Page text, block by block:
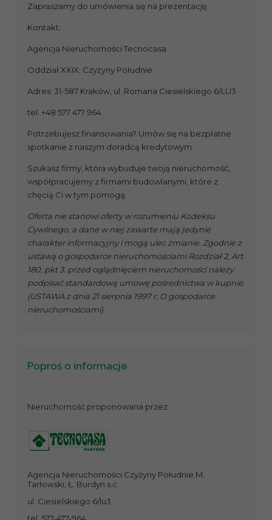
Zapraszamy do umówienia się na prezentację.
Kontakt:
Agencja Nieruchomości Tecnocasa
Oddział XXIX: Czyżyny Południe
Adres: 31-587 Kraków, ul. Romana Ciesielskiego 6/LU3
tel: +48 577 477 964
Potrzebujesz finansowania? Umów się na bezpłatne
spotkanie z naszym doradcą kredytowym.
Szukasz firmy, która wybuduje twoją nieruchomość,
współpracujemy z firmami budowlanymi, które z
chęcią Ci w tym pomogą.
Oferta nie stanowi oferty w rozumieniu Kodeksu
Cywilnego, a dane w niej zawarte mają jedynie
charakter informacyjny i mogą ulec zmianie. Zgodnie z
ustawą o gospodarce nieruchomościami Rozdział 2, Art.
180, pkt 3. przed oglądnięciem nieruchomości należy
podpisać standardową umowę pośrednictwa w kupnie.
(USTAWA z dnia 21 sierpnia 1997 r. O gospodarce
nieruchomościami).
Poproś o informacje
Nieruchomość proponowana przez
Agencja Nieruchomości Czyżyny Południe M.
Tarłowski, Ł. Burdyn s.c.
ul. Ciesielskiego 6/lu3